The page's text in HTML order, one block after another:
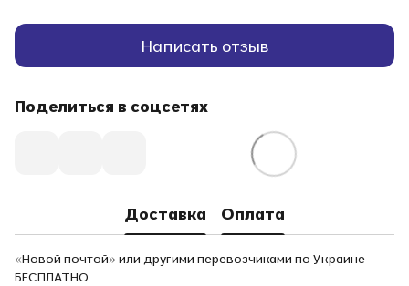
Написать отзыв
Поделиться в соцсетях
Доставка Оплата
«Новой почтой» или другими перевозчиками по Украине —
БЕСПЛАТНО.